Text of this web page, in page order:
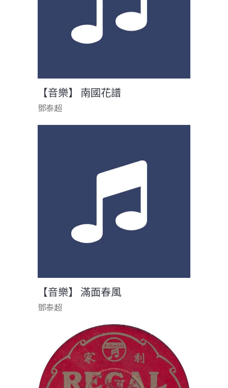
【音樂】 南國花譜
鄧泰超
【音樂】 滿面春風
鄧泰超